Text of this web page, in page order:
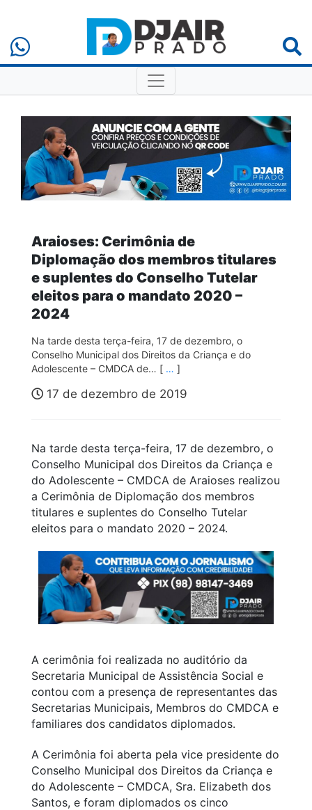
Araioses: Cerimônia de
Diplomação dos membros titulares
e suplentes do Conselho Tutelar
eleitos para o mandato 2020 –
2024
Na tarde desta terça-feira, 17 de dezembro, o
Conselho Municipal dos Direitos da Criança e do
Adolescente – CMDCA de… [ … ]
17 de dezembro de 2019
Na tarde desta terça-feira, 17 de dezembro, o
Conselho Municipal dos Direitos da Criança e
do Adolescente – CMDCA de Araioses realizou
a Cerimônia de Diplomação dos membros
titulares e suplentes do Conselho Tutelar
eleitos para o mandato 2020 – 2024.
A cerimônia foi realizada no auditório da
Secretaria Municipal de Assistência Social e
contou com a presença de representantes das
Secretarias Municipais, Membros do CMDCA e
familiares dos candidatos diplomados.
A Cerimônia foi aberta pela vice presidente do
Conselho Municipal dos Direitos da Criança e
do Adolescente – CMDCA, Sra. Elizabeth dos
Santos, e foram diplomados os cinco